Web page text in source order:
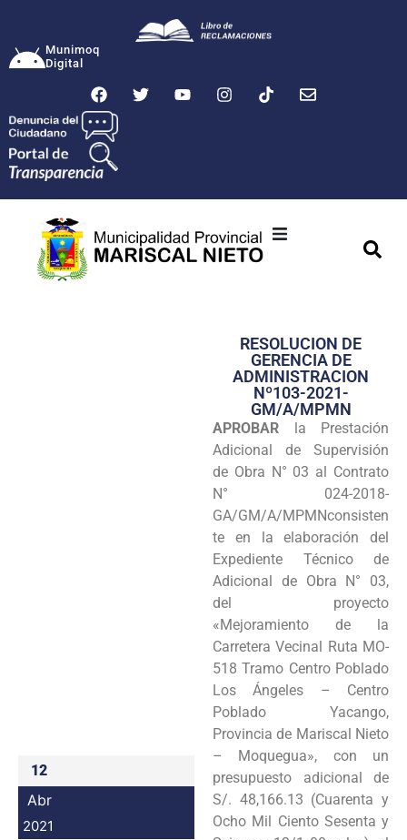
Munimoq
Digital
Transparencia
Seguridad
Programas
Intranet
12
Abr
2021
RESOLUCION DE
GERENCIA DE
ADMINISTRACION
Nº103-2021-
GM/A/MPMN
APROBAR la Prestación
Adicional de Supervisión
de Obra N° 03 al Contrato
N° 024-2018-
GA/GM/A/MPMNconsisten
te en la elaboración del
Expediente Técnico de
Adicional de Obra N° 03,
del proyecto
«Mejoramiento de la
Carretera Vecinal Ruta MO-
518 Tramo Centro Poblado
Los Ángeles – Centro
Poblado Yacango,
Provincia de Mariscal Nieto
– Moquegua», con un
presupuesto adicional de
S/. 48,166.13 (Cuarenta y
Ocho Mil Ciento Sesenta y